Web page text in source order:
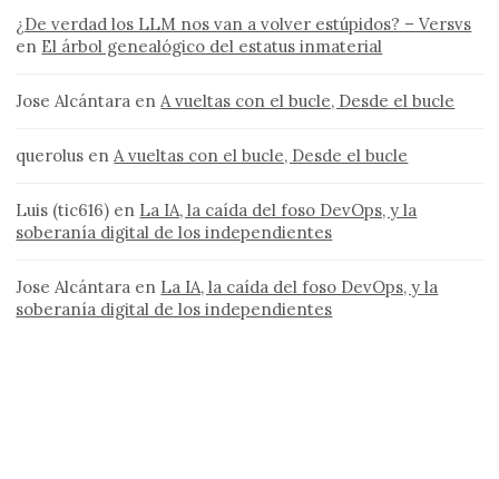
¿De verdad los LLM nos van a volver estúpidos? – Versvs
en El árbol genealógico del estatus inmaterial
Jose Alcántara en A vueltas con el bucle, Desde el bucle
querolus en A vueltas con el bucle, Desde el bucle
Luis (tic616) en La IA, la caída del foso DevOps, y la
soberanía digital de los independientes
Jose Alcántara en La IA, la caída del foso DevOps, y la
soberanía digital de los independientes